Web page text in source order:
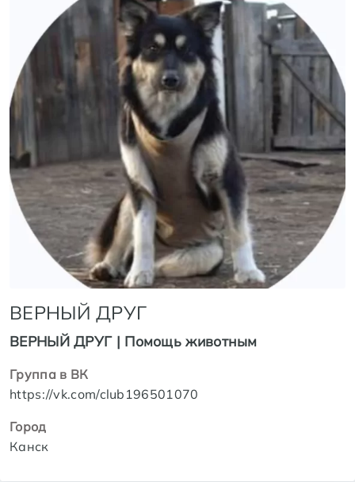
ВЕРНЫЙ ДРУГ
ВЕРНЫЙ ДРУГ | Помощь животным
Группа в ВК
https://vk.com/club196501070
Город
Канск